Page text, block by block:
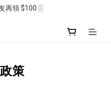
送 $50 ░
再領 $100 ░
策